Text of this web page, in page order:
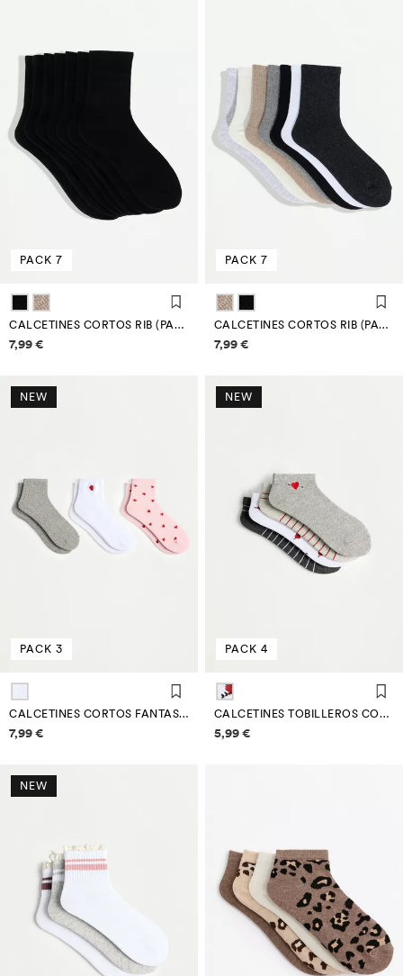
PACK 7
CALCETINES CORTOS RIB (PACK 7)
Información de precios
7,99 €
PACK 7
CALCETINES CORTOS RIB (PACK 7)
Información de precios
7,99 €
NEW
PACK 3
CALCETINES CORTOS FANTASÍA FRESAS (PACK 3)
Información de precios
7,99 €
NEW
PACK 4
CALCETINES TOBILLEROS COMBINADOS (PACK 4)
Información de precios
5,99 €
NEW